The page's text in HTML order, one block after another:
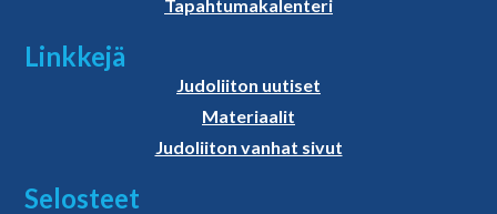
Tapahtumakalenteri
Linkkejä
Judoliiton uutiset
Materiaalit
Judoliiton vanhat sivut
Selosteet